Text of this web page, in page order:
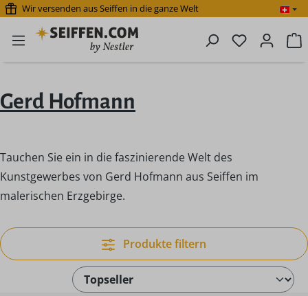
Zum Hauptinhalt springen
Wir versenden aus Seiffen in die ganze Welt
Du hast 0
Gerd Hofmann
Tauchen Sie ein in die faszinierende Welt des
Kunstgewerbes von Gerd Hofmann aus Seiffen im
malerischen Erzgebirge.
Produkte filtern